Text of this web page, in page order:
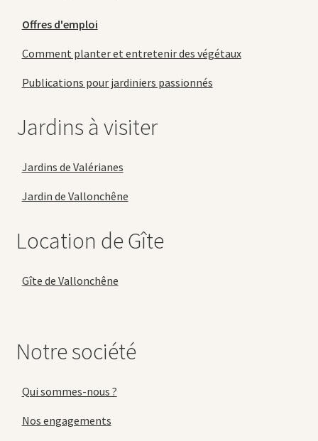
Offres d'emploi
Comment planter et entretenir des végétaux
Publications pour jardiniers passionnés
Jardins à visiter
Jardins de Valérianes
Jardin de Vallonchêne
Location de Gîte
Gîte de Vallonchêne
Notre société
Qui sommes-nous ?
Nos engagements